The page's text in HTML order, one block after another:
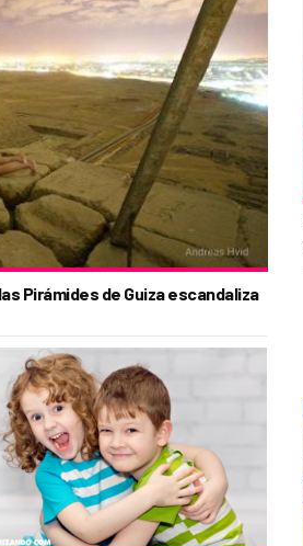
Pirámides de Guiza escandaliza